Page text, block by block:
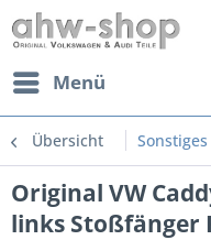
Menü
Übersicht Sonstiges
Original VW
links Stoßfänger